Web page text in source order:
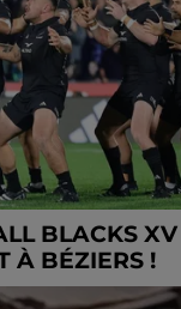
BLACKS XV
À BÉZIERS !